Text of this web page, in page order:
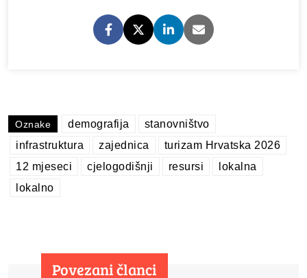
Oznake demografija
stanovništvo
infrastruktura
zajednica
turizam Hrvatska 2026
12 mjeseci
cjelogodišnji resursi
lokalna
lokalno
Povezani članci